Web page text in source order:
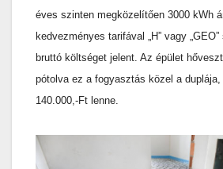
éves szinten megközelítően 3000 kWh
kedvezményes tarifával „H” vagy
bruttó költséget jelent. Az épület
pótolva ez a fogyasztás közel a
140.000,-Ft lenne.